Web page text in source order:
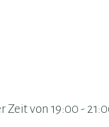
von 19:00 -